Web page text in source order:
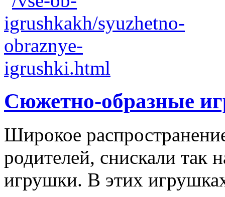
Сюжетно-образные
Широкое
родителей, снискали так
игрушки. В этих